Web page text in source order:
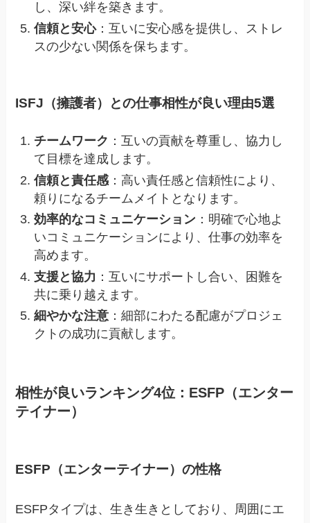
し、深い絆を築きます。
信頼と安心：互いに安心感を提供し、ストレ
スの少ない関係を保ちます。
ISFJ（擁護者）との仕事相性が良い理由5選
チームワーク ：互いの貢献を尊重し、協力し
て目標を達成します。
信頼と責任感 ：高い責任感と信頼性により、
頼りになるチームメイトとなります。
効率的なコミュニケーション ：明確で心地よ
いコミュニケーションにより、仕事の効率を
高めます。
支援と協力 ：互いにサポートし合い、困難を
共に乗り越えます。
細やかな注意 ：細部にわたる配慮がプロジェ
クトの成功に貢献します。
相性が良いランキング4位：ESFP（エンター
テイナー）
ESFP（エンターテイナー）の性格
ESFPタイプは、生き生きとしており、周囲にエ